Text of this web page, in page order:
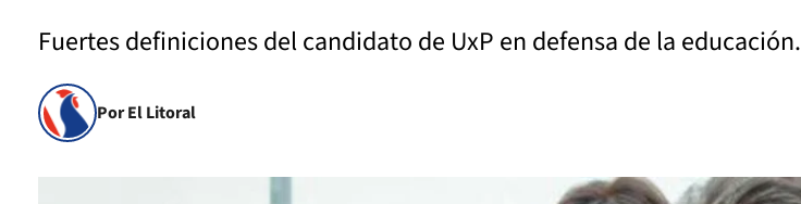
Fuertes definiciones del candidato de UxP en defensa de la educación.
Por El Litoral